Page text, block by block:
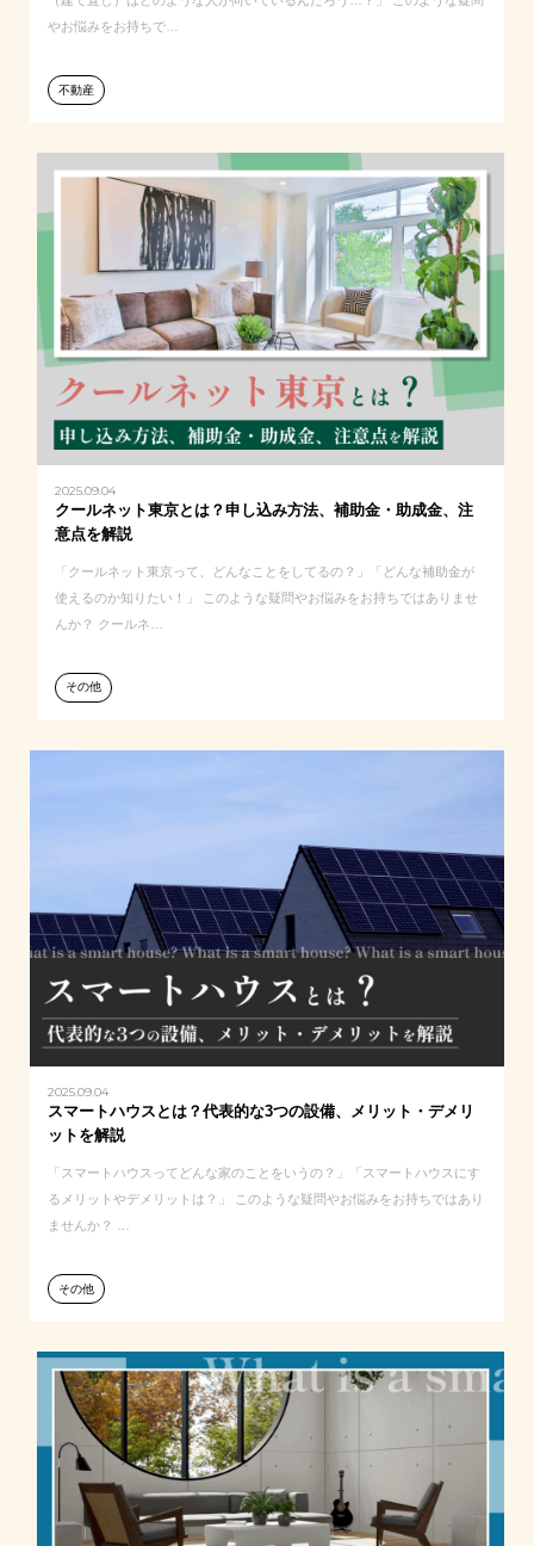
やお悩みをお持ちで…
不動産
2025.09.04
クールネット東京とは？申し込み方法、補助金・助成金、注
意点を解説
「クールネット東京って、どんなことをしてるの？」「どんな補助金が
使えるのか知りたい！」 このような疑問やお悩みをお持ちではありませ
んか？ クールネ…
その他
2025.09.04
スマートハウスとは？代表的な3つの設備、メリット・デメリ
ットを解説
「スマートハウスってどんな家のことをいうの？」「スマートハウスにす
るメリットやデメリットは？」 このような疑問やお悩みをお持ちではあり
その他